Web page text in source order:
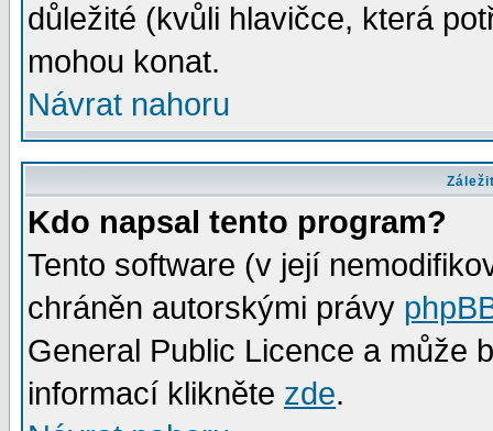
důležité (kvůli hlavičce, která
mohou konat.
Návrat nahoru
Kdo napsal tento program?
Tento software (v její
chráněn autorskými právy
General Public Licence a může
informací klikněte zde.